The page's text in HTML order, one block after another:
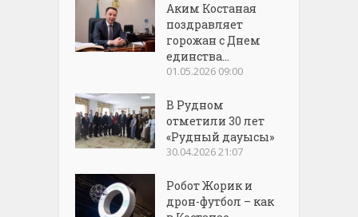
Аким Костаная
поздравляет
горожан с Днем
единства...
01.05.2026 09:00
В Рудном
отметили 30 лет
«Рудный дауысы»
30.04.2026 21:07
Робот Жорик и
дрон-футбол – как